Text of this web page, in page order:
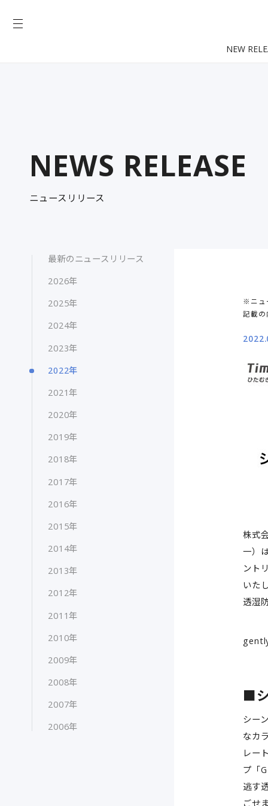
NEW
NEWS RELEASE
ニュースリリース
最新のニュースリリース
2026年
2025年
2024年
2023年
2022年
2021年
2020年
2019年
2018年
2017年
2016年
2015年
2014年
2013年
2012年
2011年
2010年
2009年
2008年
2007年
2006年
※ニュ
記載の
株式
一）
ント
いた
透湿
■
シー
なカ
レー
プ「
逃す
ごせ